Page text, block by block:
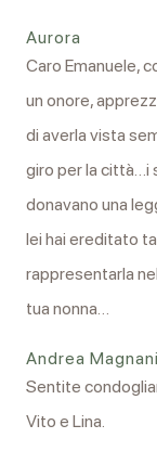
Aurora
Caro Emanuele,
un onore,
di averla vista
giro per la città…i
donavano una
lei hai ereditato
rappresentarla
tua nonna…
Andrea Magnani
Sentite
Vito e Lina.